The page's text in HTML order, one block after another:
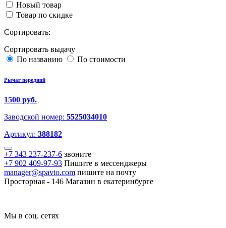
Новый товар
Товар по скидке
Сортировать:
Сортировать выдачу
По названию
По стоимости
Рычаг передний
1500 руб.
Заводской номер: 5525034010
Артикул: 388182
+7 343 237-237-6 звоните
+7 902 409-97-93 Пишите в мессенджеры
manager@spavto.com пишите на почту
Просторная - 146 Магазин в екатеринбурге
Мы в соц. сетях